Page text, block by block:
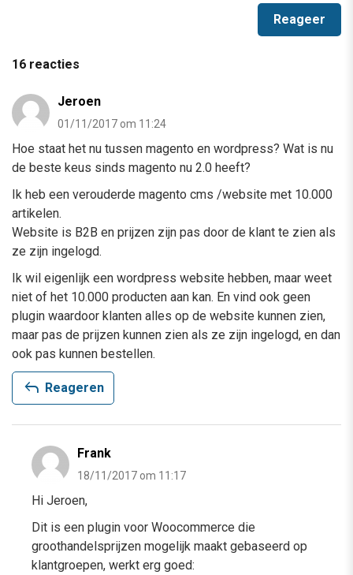
16 reacties
Jeroen
01/11/2017 om 11:24
Hoe staat het nu tussen magento en wordpress? Wat is nu
de beste keus sinds magento nu 2.0 heeft?
Ik heb een verouderde magento cms /website met 10.000
artikelen.
Website is B2B en prijzen zijn pas door de klant te zien als
ze zijn ingelogd.
Ik wil eigenlijk een wordpress website hebben, maar weet
niet of het 10.000 producten aan kan. En vind ook geen
plugin waardoor klanten alles op de website kunnen zien,
maar pas de prijzen kunnen zien als ze zijn ingelogd, en dan
ook pas kunnen bestellen.
reply Reageren
Frank
18/11/2017 om 11:17
Hi Jeroen,
Dit is een plugin voor Woocommerce die
groothandelsprijzen mogelijk maakt gebaseerd op
klantgroepen, werkt erg goed: